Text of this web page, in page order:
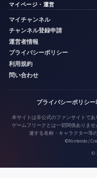
マイページ・運営
マイチャンネル
チャンネル登録申請
運営者情報
プライバシーポリシー
利用規約
問い合わせ
プライバシーポリシー
本サイトは非公式のファンサイトで
ゲームフリークとは一切関係ありま
連する名称・キャラクター等
©Nintendo /
©